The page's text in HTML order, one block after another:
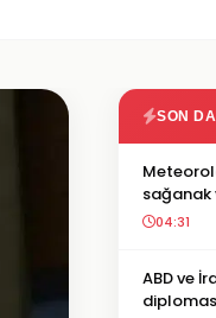
SON
sağanak
04:31
ABD ve